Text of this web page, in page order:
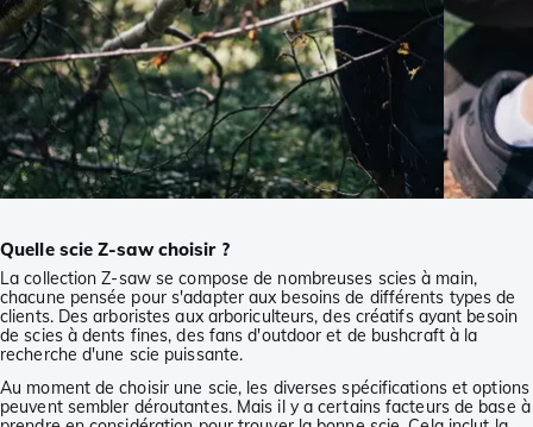
Quelle scie Z-saw choisir ?
La collection Z-saw se compose de nombreuses scies à main,
chacune pensée pour s'adapter aux besoins de différents types de
clients. Des arboristes aux arboriculteurs, des créatifs ayant besoin
de scies à dents fines, des fans d'outdoor et de bushcraft à la
recherche d'une scie puissante.
Au moment de choisir une scie, les diverses spécifications et options
peuvent sembler déroutantes. Mais il y a certains facteurs de base à